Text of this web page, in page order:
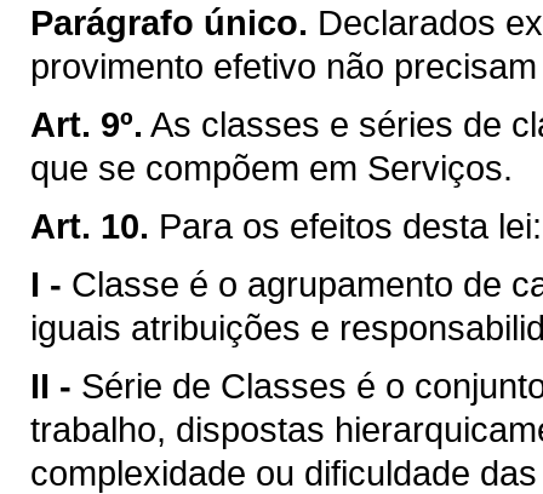
Parágrafo único. Declarados
provimento efetivo não
Art. 9º. As classes e séries de
que se compõem em Serviços.
Art. 10. Para os efeitos desta lei:
I - Classe é o agrupamento de
iguais atribuições e
II - Série de Classes é o
trabalho, dispostas
complexidade ou dificuldade